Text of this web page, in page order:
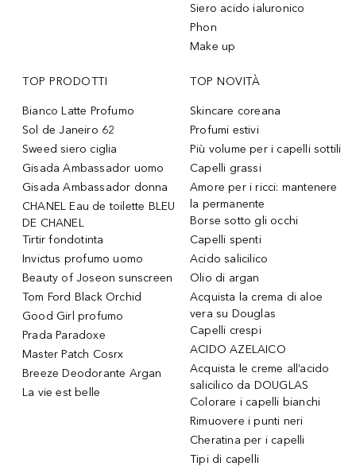
Siero acido ialuronico
Phon
Make up
TOP PRODOTTI
Bianco Latte Profumo
Sol de Janeiro 62
Sweed siero ciglia
Gisada Ambassador uomo
Gisada Ambassador donna
CHANEL Eau de toilette BLEU
DE CHANEL
Tirtir fondotinta
Invictus profumo uomo
Beauty of Joseon sunscreen
Tom Ford Black Orchid
Good Girl profumo
Prada Paradoxe
Master Patch Cosrx
Breeze Deodorante Argan
La vie est belle
TOP NOVITÀ
Skincare coreana
Profumi estivi
Più volume per i capelli sottili
Capelli grassi
Amore per i ricci: mantenere
la permanente
Borse sotto gli occhi
Capelli spenti
Acido salicilico
Olio di argan
Acquista la crema di aloe
vera su Douglas
Capelli crespi
ACIDO AZELAICO
Acquista le creme all’acido
salicilico da DOUGLAS
Colorare i capelli bianchi
Rimuovere i punti neri
Cheratina per i capelli
Tipi di capelli